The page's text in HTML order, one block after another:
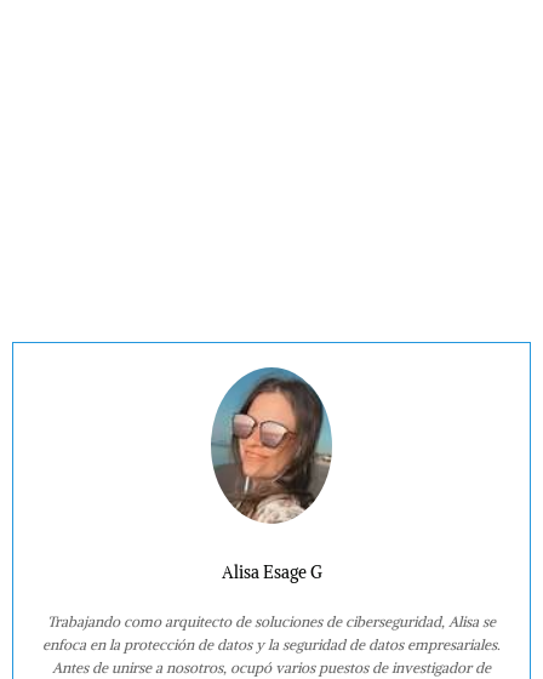
Alisa Esage G
Trabajando como arquitecto de soluciones de ciberseguridad, Alisa se
enfoca en la protección de datos y la seguridad de datos empresariales.
Antes de unirse a nosotros, ocupó varios puestos de investigador de